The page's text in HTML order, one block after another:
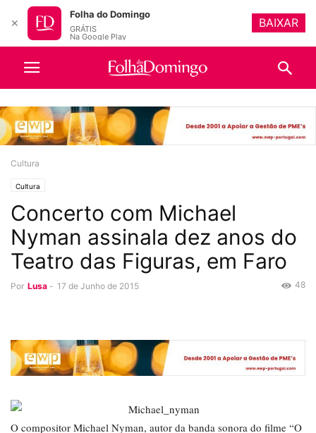
Cultura
Cultura
Concerto com Michael
Nyman assinala dez anos do
Teatro das Figuras, em Faro
Por Lusa - 17 de Junho de 2015 48
O compositor Michael Nyman, autor da banda sonora do filme “O
✕
Folha do Domingo
GRÁTIS
Na Google Play
BAIXAR